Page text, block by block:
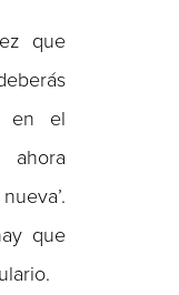
que
en el
que